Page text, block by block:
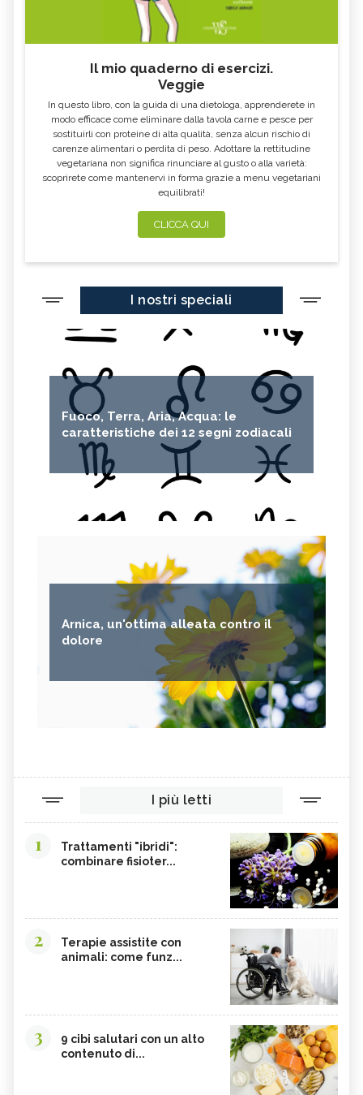
Il mio quaderno di esercizi.
Veggie
In questo libro, con la guida di una dietologa, apprenderete in
modo efficace come eliminare dalla tavola carne e pesce per
sostituirli con proteine di alta qualità, senza alcun rischio di
carenze alimentari o perdita di peso. Adottare la rettitudine
vegetariana non significa rinunciare al gusto o alla varietà:
scoprirete come mantenervi in forma grazie a menu vegetariani
equilibrati!
CLICCA QUI
I nostri speciali
Fuoco, Terra, Aria, Acqua: le
caratteristiche dei 12 segni zodiacali
Arnica, un'ottima alleata contro il
dolore
I più letti
1
Trattamenti "ibridi":
combinare fisioter...
2
Terapie assistite con
animali: come funz...
3
9 cibi salutari con un alto
contenuto di...